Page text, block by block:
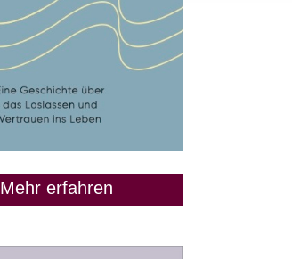
Mehr erfahren